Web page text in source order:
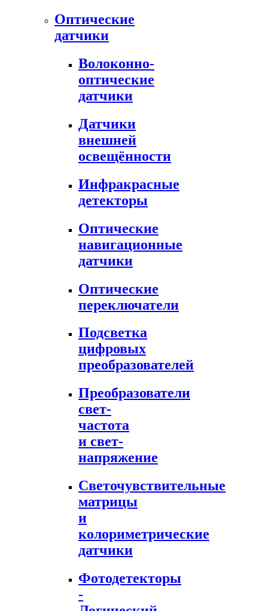
Оптические
датчики
Волоконно-
оптические
датчики
Датчики
внешней
освещённости
Инфракрасные
детекторы
Оптические
навигационные
датчики
Оптические
переключатели
Подсветка
цифровых
преобразователей
Преобразователи
свет-
частота
и свет-
напряжение
Светочувствительные
матрицы
и
колориметрические
датчики
Фотодетекторы
-